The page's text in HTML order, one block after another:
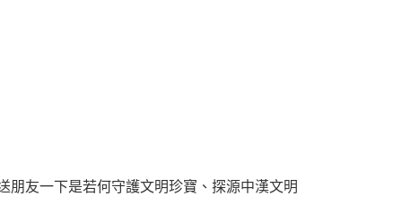
友一下是若何守護文明珍寶、探源中漢文明